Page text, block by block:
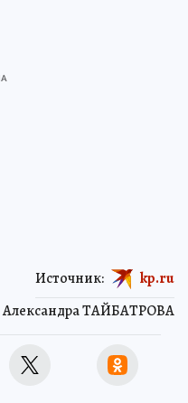
Александра ТАЙБАТРОВА
Источник: kp.ru